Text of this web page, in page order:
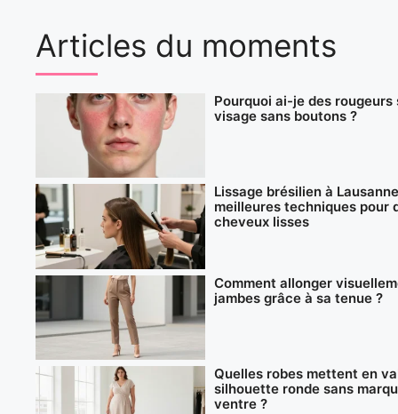
Articles du moments
Pourquoi ai-je des rougeurs
visage sans boutons ?
Lissage brésilien à
meilleures techniques pour
cheveux lisses
Comment allonger
jambes grâce à sa tenue ?
Quelles robes mettent en
silhouette ronde sans
ventre ?